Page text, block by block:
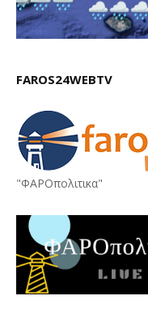
FAROS24WEBTV
"ΦΑΡΟπολιτικα"